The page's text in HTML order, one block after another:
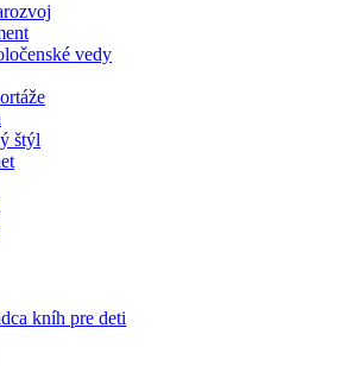
vedy
štýl
kníh pre deti